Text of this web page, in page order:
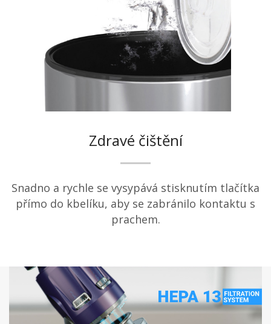
Zdravé čištění
Snadno a rychle se vysypává stisknutím tlačítka
přímo do kbelíku, aby se zabránilo kontaktu s
prachem.